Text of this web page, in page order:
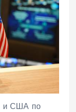
и США по